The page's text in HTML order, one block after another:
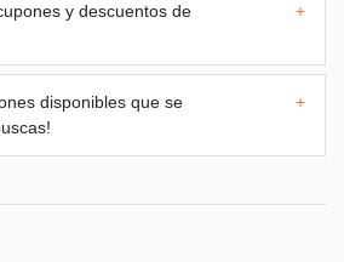
y descuentos de
+
disponibles que se
+